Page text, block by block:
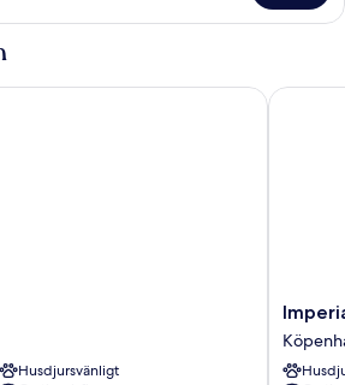
Husdjursvänligt
Imperial
Hotel
centrum